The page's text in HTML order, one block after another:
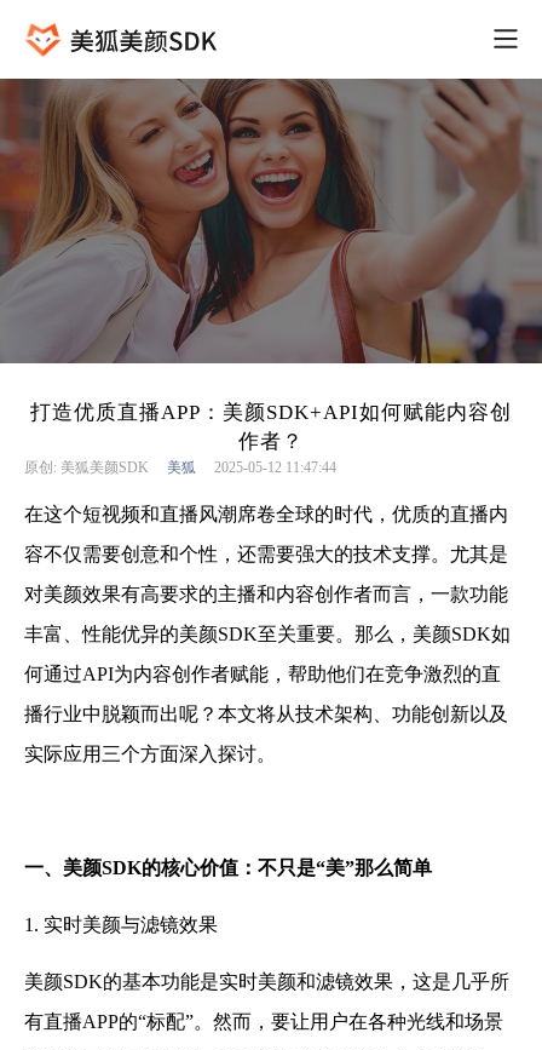
打造优质直播APP：美颜SDK+API如何赋能内容创
作者？
原创: 美狐美颜SDK 美狐 2025-05-12 11:47:44
在这个短视频和直播风潮席卷全球的时代，优质的直播内
容不仅需要创意和个性，还需要强大的技术支撑。尤其是
对美颜效果有高要求的主播和内容创作者而言，一款功能
丰富、性能优异的美颜SDK至关重要。那么，美颜SDK如
何通过API为内容创作者赋能，帮助他们在竞争激烈的直
播行业中脱颖而出呢？本文将从技术架构、功能创新以及
实际应用三个方面深入探讨。
一、美颜SDK的核心价值：不只是“美”那么简单
1. 实时美颜与滤镜效果
美颜SDK的基本功能是实时美颜和滤镜效果，这是几乎所
有直播APP的“标配”。然而，要让用户在各种光线和场景